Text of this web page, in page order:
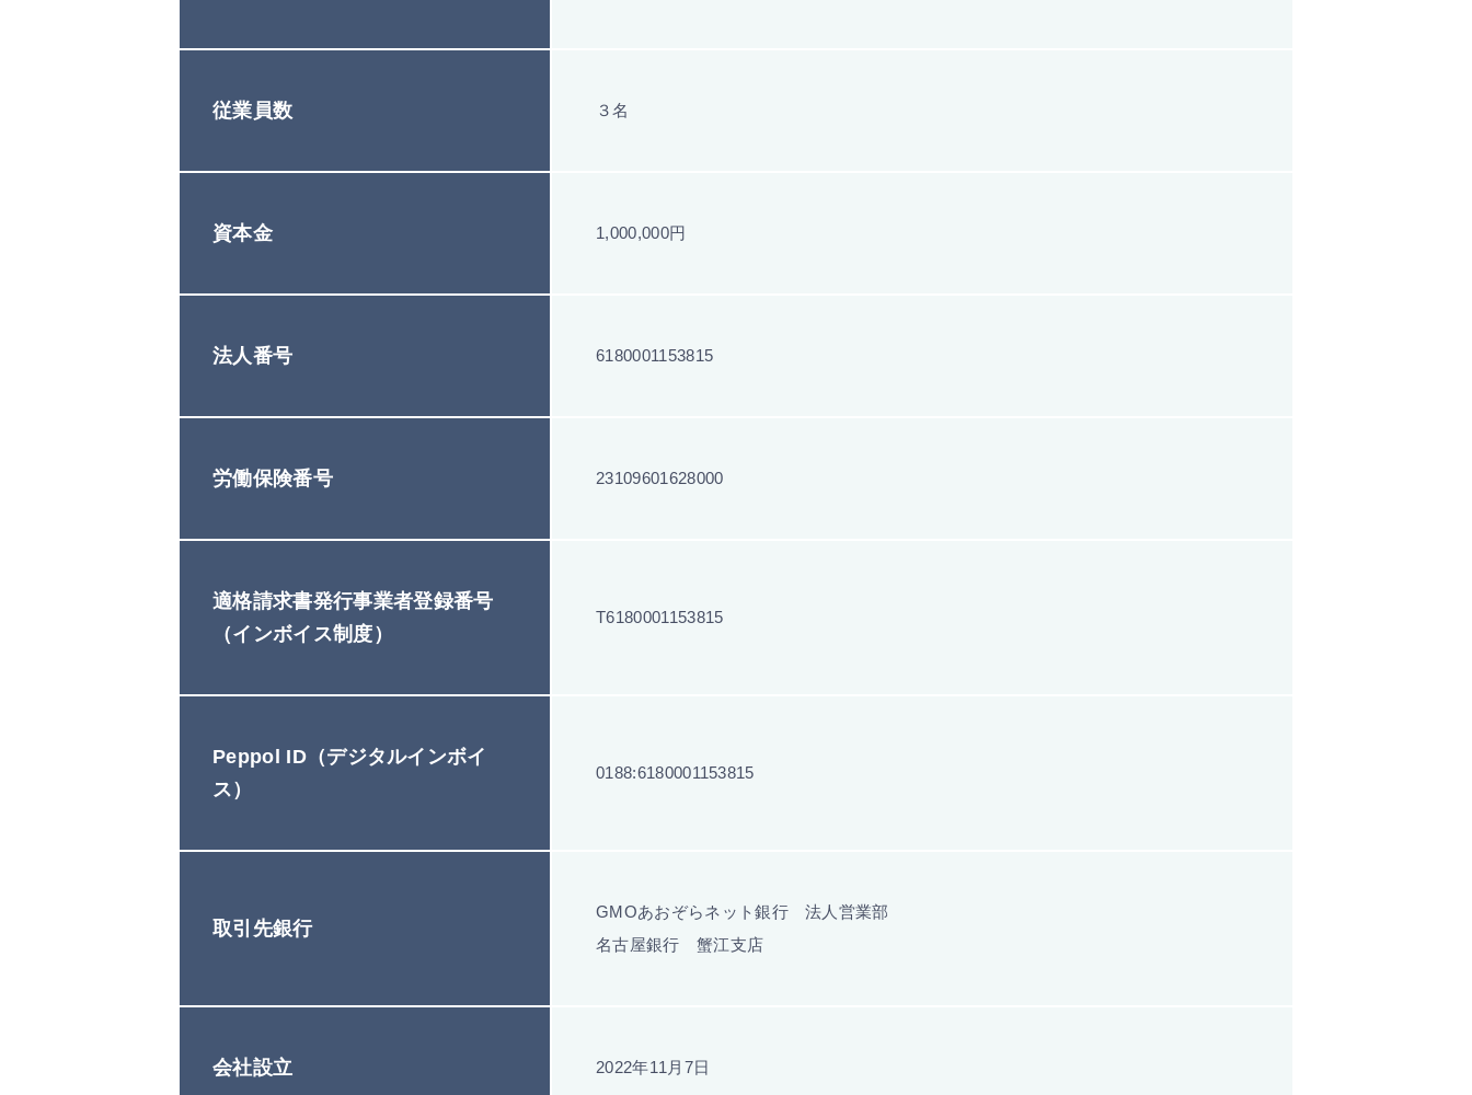
従業員数 ３名
資本金 1,000,000円
法人番号 6180001153815
労働保険番号 23109601628000
適格請求書発行事業者登録番号
（インボイス制度）
T6180001153815
Peppol ID（デジタルインボイ
ス）
0188:6180001153815
取引先銀行
GMOあおぞらネット銀行 法人営業部
名古屋銀行 蟹江支店
会社設立 2022年11月7日